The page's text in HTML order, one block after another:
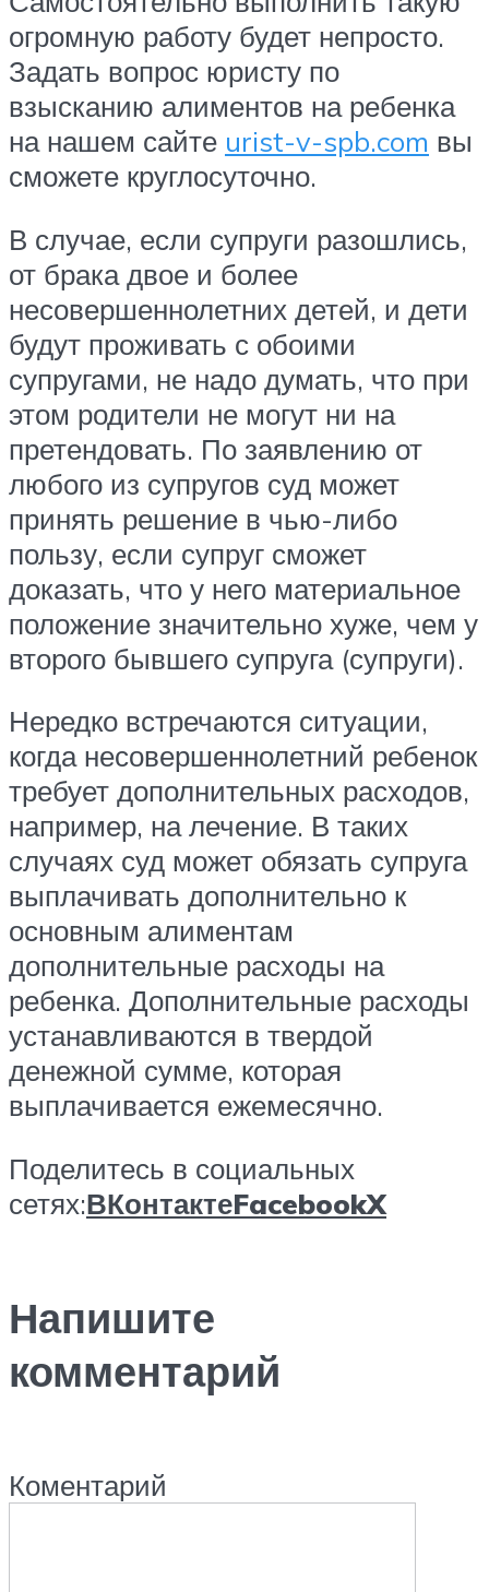
огромную работу будет непросто.
Задать вопрос юристу по
взысканию алиментов на ребенка
на нашем сайте urist-v-spb.com вы
сможете круглосуточно.
В случае, если супруги разошлись,
от брака двое и более
несовершеннолетних детей, и дети
будут проживать с обоими
супругами, не надо думать, что при
этом родители не могут ни на
претендовать. По заявлению от
любого из супругов суд может
принять решение в чью-либо
пользу, если супруг сможет
доказать, что у него материальное
положение значительно хуже, чем у
второго бывшего супруга (супруги).
Нередко встречаются ситуации,
когда несовершеннолетний ребенок
требует дополнительных расходов,
например, на лечение. В таких
случаях суд может обязать супруга
выплачивать дополнительно к
основным алиментам
дополнительные расходы на
ребенка. Дополнительные расходы
устанавливаются в твердой
денежной сумме, которая
выплачивается ежемесячно.
Поделитесь в социальных
сетях:ВКонтактеFacebookX
Напишите
комментарий
Коментарий